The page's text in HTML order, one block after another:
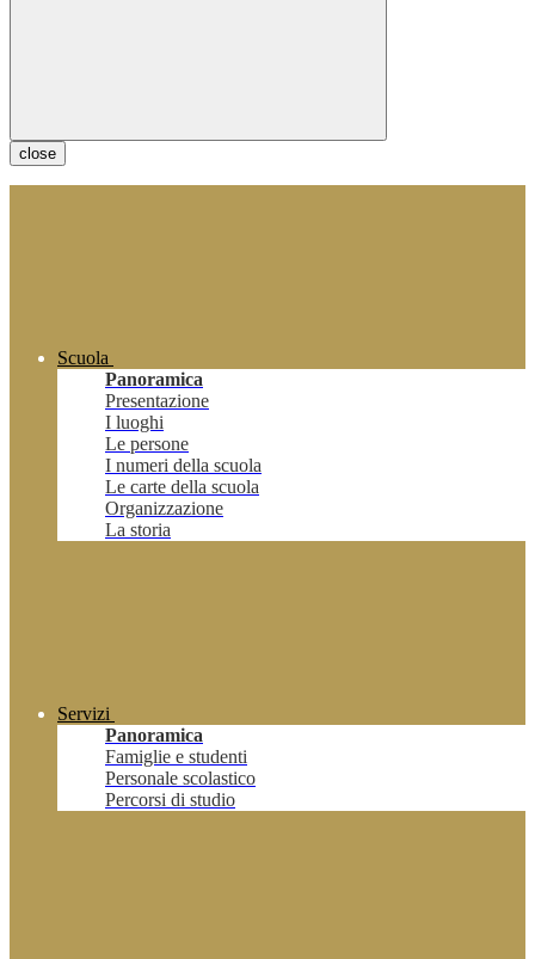
close
Scuola
Panoramica
Presentazione
I luoghi
Le persone
I numeri della scuola
Le carte della scuola
Organizzazione
La storia
Servizi
Panoramica
Famiglie e studenti
Personale scolastico
Percorsi di studio